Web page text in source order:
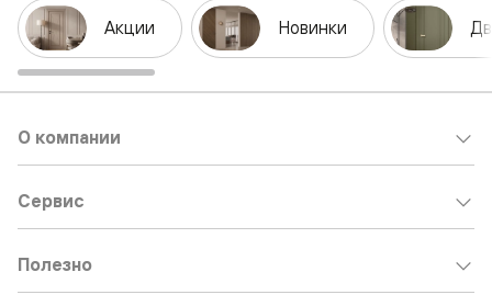
Акции Новинки
О компании
Сервис
Полезно